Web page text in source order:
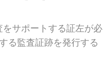
サポートする証左が必
る監査証跡を発行する